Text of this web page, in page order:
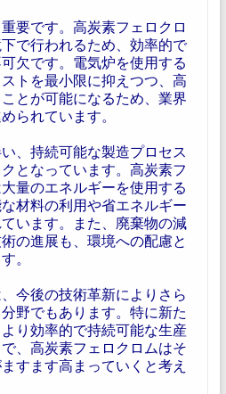
要です。高炭素フェロクロ
で行われるため、効率的で
欠です。電気炉を使用する
トを最小限に抑えつつ、高
とが可能になるため、業界
られています。
、持続可能な製造プロセス
となっています。高炭素フ
量のエネルギーを使用する
材料の利用や省エネルギー
います。また、廃棄物の減
の進展も、環境への配慮と
。
今後の技術革新によりさら
野でもあります。特に新た
り効率的で持続可能な生産
、高炭素フェロクロムはそ
すます高まっていくと考え